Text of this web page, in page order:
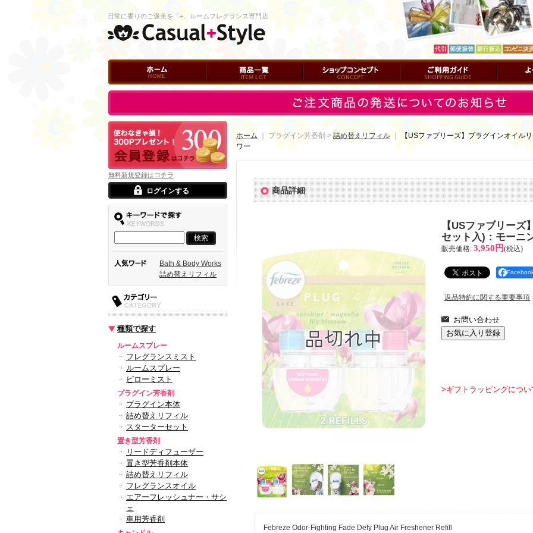
ホーム 商品一覧 ショップコンセプト ご利用ガイド よくある
日常に香りのご褒美を「+」ルームフレグランス専門店
ログイン
無料新規登録はコチラ
ログインする
Bath & Body Works
詰め替えリフィル
種類で探す
ルームスプレー
フレグランスミスト
ルームスプレー
ピローミスト
プラグイン芳香剤
プラグイン本体
詰め替えリフィル
スターターセット
置き型芳香剤
リードディフューザー
置き型芳香剤本体
詰め替えリフィル
フレグランスオイル
エアーフレッシュナー・サシ
ェ
車用芳香剤
ホーム ｜ プラグイン芳香剤 > 詰め替えリフィル
【USファブリーズ】プラグインオイル
ワー
商品詳細
【USファブリー
セット入)：モーニ
販売価格: 3,950円(税込)
返品特約に関する重要事項
>ギフトラッピングについ
Febreze Odor-Fighting Fade Defy Plug Air Freshener Refill